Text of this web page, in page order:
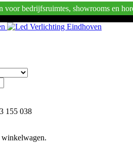
bedrijfsruimtes, showrooms en
155 038
winkelwagen.